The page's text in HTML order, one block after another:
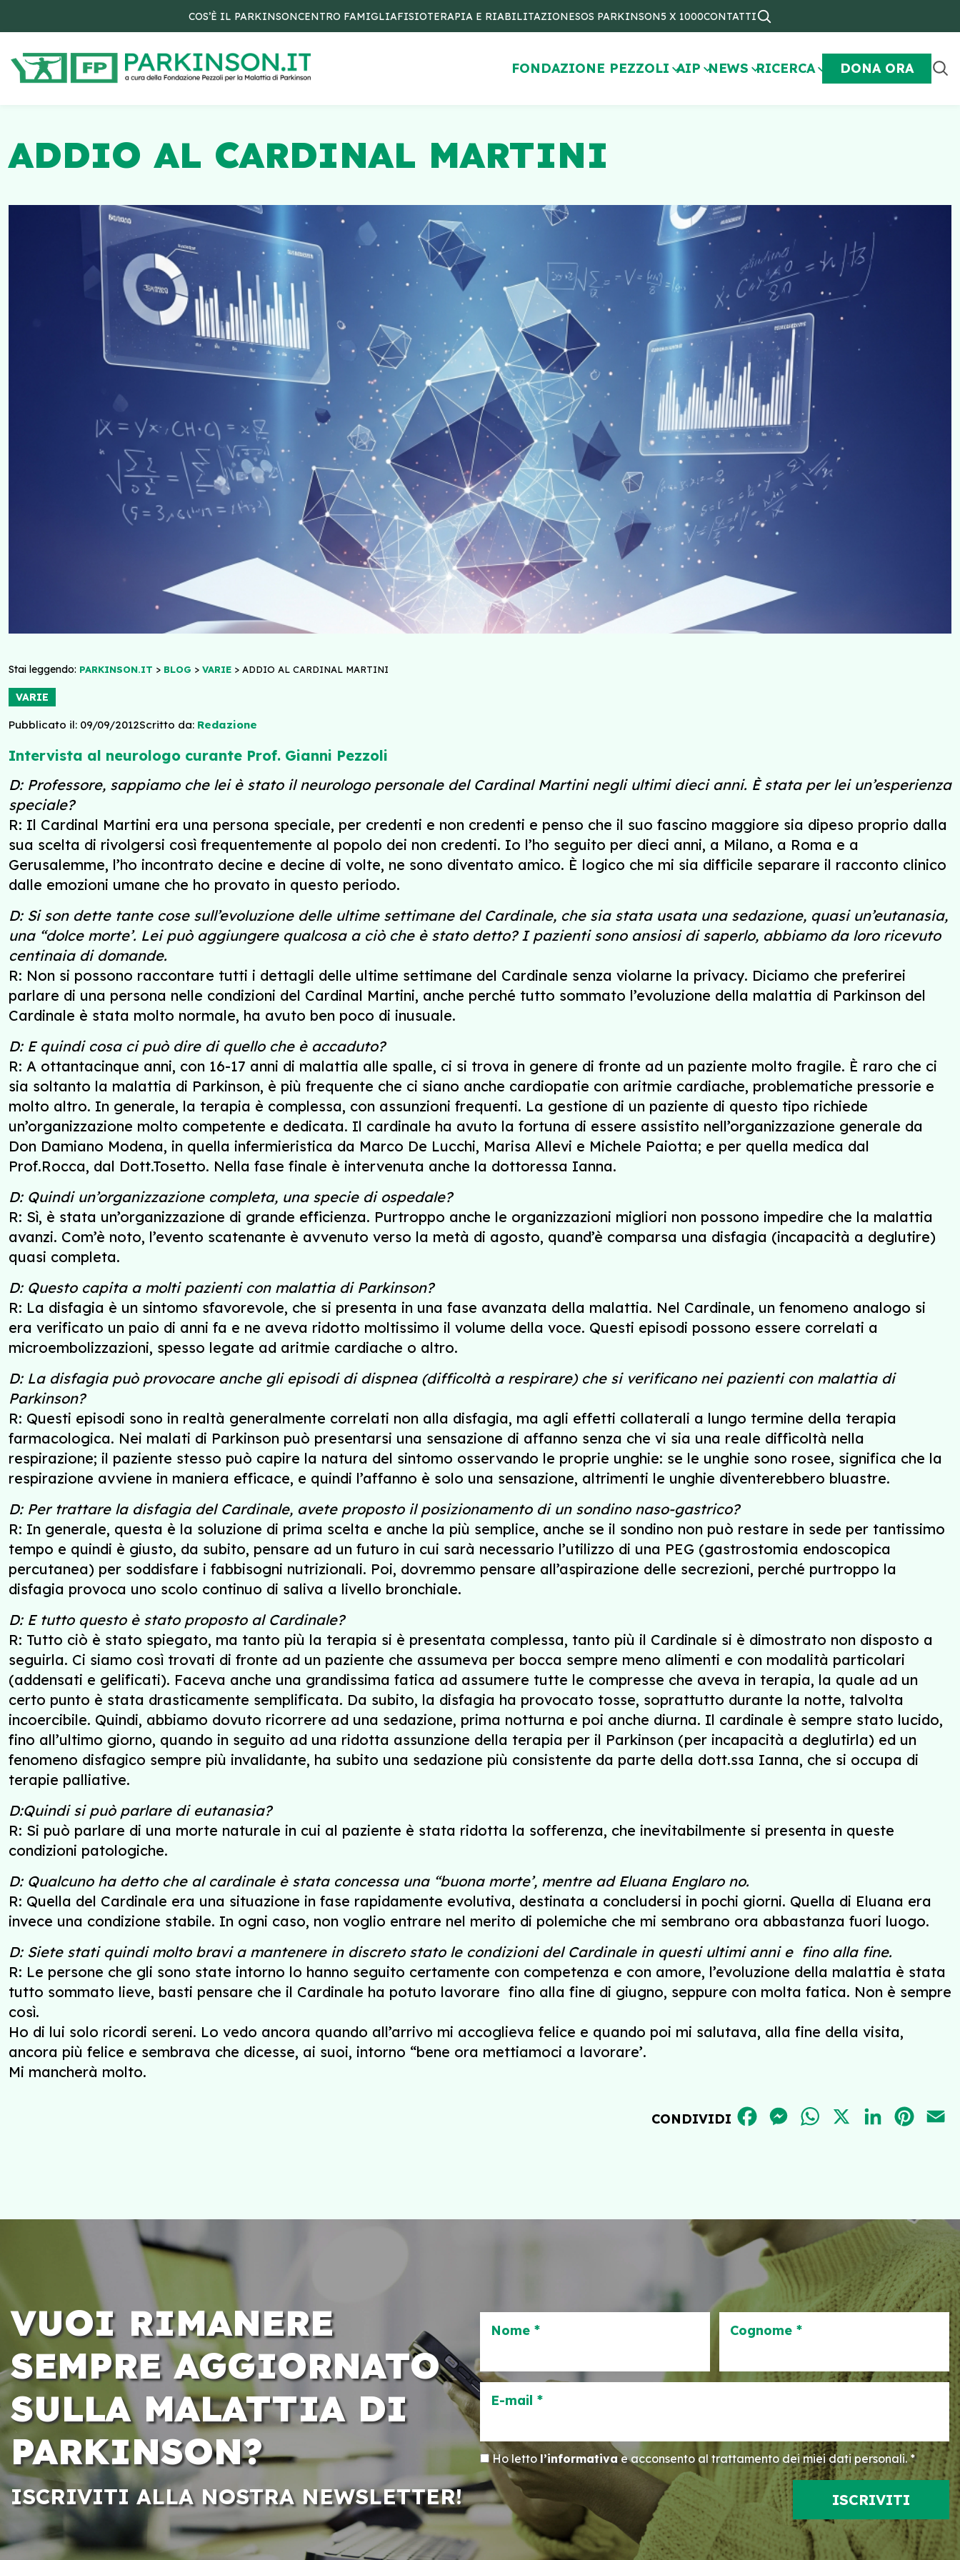
COS’È IL PARKINSONCENTRO FAMIGLIAFISIOTERAPIA E RIABILITAZIONESOS PARKINSON5 X 1000CONTATTI
FONDAZIONE PEZZOLI AIP NEWS RICERCA DONA ORA
ADDIO AL CARDINAL MARTINI
Stai leggendo: PARKINSON.IT > BLOG > VARIE > ADDIO AL CARDINAL MARTINI
VARIE
Pubblicato il: 09/09/2012Scritto da: Redazione
Intervista al neurologo curante Prof. Gianni Pezzoli
D: Professore, sappiamo che lei è stato il neurologo personale del Cardinal Martini negli ultimi dieci anni. È stata per lei un’esperienza
speciale?
R: Il Cardinal Martini era una persona speciale, per credenti e non credenti e penso che il suo fascino maggiore sia dipeso proprio dalla
sua scelta di rivolgersi così frequentemente al popolo dei non credenti. Io l’ho seguito per dieci anni, a Milano, a Roma e a
Gerusalemme, l’ho incontrato decine e decine di volte, ne sono diventato amico. È logico che mi sia difficile separare il racconto clinico
dalle emozioni umane che ho provato in questo periodo.
D: Si son dette tante cose sull’evoluzione delle ultime settimane del Cardinale, che sia stata usata una sedazione, quasi un’eutanasia,
una “dolce morte’. Lei può aggiungere qualcosa a ciò che è stato detto? I pazienti sono ansiosi di saperlo, abbiamo da loro ricevuto
centinaia di domande.
R: Non si possono raccontare tutti i dettagli delle ultime settimane del Cardinale senza violarne la privacy. Diciamo che preferirei
parlare di una persona nelle condizioni del Cardinal Martini, anche perché tutto sommato l’evoluzione della malattia di Parkinson del
Cardinale è stata molto normale, ha avuto ben poco di inusuale.
D: E quindi cosa ci può dire di quello che è accaduto?
R: A ottantacinque anni, con 16-17 anni di malattia alle spalle, ci si trova in genere di fronte ad un paziente molto fragile. È raro che ci
sia soltanto la malattia di Parkinson, è più frequente che ci siano anche cardiopatie con aritmie cardiache, problematiche pressorie e
molto altro. In generale, la terapia è complessa, con assunzioni frequenti. La gestione di un paziente di questo tipo richiede
un’organizzazione molto competente e dedicata. Il cardinale ha avuto la fortuna di essere assistito nell’organizzazione generale da
Don Damiano Modena, in quella infermieristica da Marco De Lucchi, Marisa Allevi e Michele Paiotta; e per quella medica dal
Prof.Rocca, dal Dott.Tosetto. Nella fase finale è intervenuta anche la dottoressa Ianna.
D: Quindi un’organizzazione completa, una specie di ospedale?
R: Sì, è stata un’organizzazione di grande efficienza. Purtroppo anche le organizzazioni migliori non possono impedire che la malattia
avanzi. Com’è noto, l’evento scatenante è avvenuto verso la metà di agosto, quand’è comparsa una disfagia (incapacità a deglutire)
quasi completa.
D: Questo capita a molti pazienti con malattia di Parkinson?
R: La disfagia è un sintomo sfavorevole, che si presenta in una fase avanzata della malattia. Nel Cardinale, un fenomeno analogo si
era verificato un paio di anni fa e ne aveva ridotto moltissimo il volume della voce. Questi episodi possono essere correlati a
microembolizzazioni, spesso legate ad aritmie cardiache o altro.
D: La disfagia può provocare anche gli episodi di dispnea (difficoltà a respirare) che si verificano nei pazienti con malattia di
Parkinson?
R: Questi episodi sono in realtà generalmente correlati non alla disfagia, ma agli effetti collaterali a lungo termine della terapia
farmacologica. Nei malati di Parkinson può presentarsi una sensazione di affanno senza che vi sia una reale difficoltà nella
respirazione; il paziente stesso può capire la natura del sintomo osservando le proprie unghie: se le unghie sono rosee, significa che la
respirazione avviene in maniera efficace, e quindi l’affanno è solo una sensazione, altrimenti le unghie diventerebbero bluastre.
D: Per trattare la disfagia del Cardinale, avete proposto il posizionamento di un sondino naso-gastrico?
R: In generale, questa è la soluzione di prima scelta e anche la più semplice, anche se il sondino non può restare in sede per tantissimo
tempo e quindi è giusto, da subito, pensare ad un futuro in cui sarà necessario l’utilizzo di una PEG (gastrostomia endoscopica
percutanea) per soddisfare i fabbisogni nutrizionali. Poi, dovremmo pensare all’aspirazione delle secrezioni, perché purtroppo la
disfagia provoca uno scolo continuo di saliva a livello bronchiale.
D: E tutto questo è stato proposto al Cardinale?
R: Tutto ciò è stato spiegato, ma tanto più la terapia si è presentata complessa, tanto più il Cardinale si è dimostrato non disposto a
seguirla. Ci siamo così trovati di fronte ad un paziente che assumeva per bocca sempre meno alimenti e con modalità particolari
(addensati e gelificati). Faceva anche una grandissima fatica ad assumere tutte le compresse che aveva in terapia, la quale ad un
certo punto è stata drasticamente semplificata. Da subito, la disfagia ha provocato tosse, soprattutto durante la notte, talvolta
incoercibile. Quindi, abbiamo dovuto ricorrere ad una sedazione, prima notturna e poi anche diurna. Il cardinale è sempre stato lucido,
fino all’ultimo giorno, quando in seguito ad una ridotta assunzione della terapia per il Parkinson (per incapacità a deglutirla) ed un
fenomeno disfagico sempre più invalidante, ha subito una sedazione più consistente da parte della dott.ssa Ianna, che si occupa di
terapie palliative.
D:Quindi si può parlare di eutanasia?
R: Si può parlare di una morte naturale in cui al paziente è stata ridotta la sofferenza, che inevitabilmente si presenta in queste
condizioni patologiche.
D: Qualcuno ha detto che al cardinale è stata concessa una “buona morte’, mentre ad Eluana Englaro no.
R: Quella del Cardinale era una situazione in fase rapidamente evolutiva, destinata a concludersi in pochi giorni. Quella di Eluana era
invece una condizione stabile. In ogni caso, non voglio entrare nel merito di polemiche che mi sembrano ora abbastanza fuori luogo.
D: Siete stati quindi molto bravi a mantenere in discreto stato le condizioni del Cardinale in questi ultimi anni e fino alla fine.
R: Le persone che gli sono state intorno lo hanno seguito certamente con competenza e con amore, l’evoluzione della malattia è stata
tutto sommato lieve, basti pensare che il Cardinale ha potuto lavorare fino alla fine di giugno, seppure con molta fatica. Non è sempre
così.
Ho di lui solo ricordi sereni. Lo vedo ancora quando all’arrivo mi accoglieva felice e quando poi mi salutava, alla fine della visita,
ancora più felice e sembrava che dicesse, ai suoi, intorno “bene ora mettiamoci a lavorare’.
Mi mancherà molto.
CONDIVIDI FACEBOOKMESSENGER
WHATSAPPLINKEDIN
VUOI RIMANERE
SEMPRE AGGIORNATO
SULLA MALATTIA DI
PARKINSON?
ISCRIVITI ALLA NOSTRA NEWSLETTER!
Nome * Cognome *
E-mail *
Ho letto l’informativae acconsento al trattamento dei miei dati personali. *